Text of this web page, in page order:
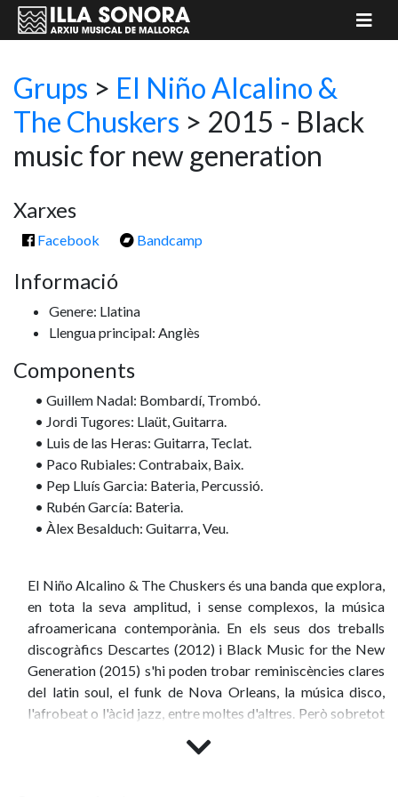
Grups > El Niño Alcalino &
The Chuskers > 2015 - Black
music for new generation
Xarxes
Facebook Bandcamp
Informació
Genere: Llatina
Llengua principal: Anglès
Components
• Guillem Nadal: Bombardí, Trombó.
• Jordi Tugores: Llaüt, Guitarra.
• Luis de las Heras: Guitarra, Teclat.
• Paco Rubiales: Contrabaix, Baix.
• Pep Lluís Garcia: Bateria, Percussió.
• Rubén García: Bateria.
• Àlex Besalduch: Guitarra, Veu.
El Niño Alcalino & The Chuskers és una banda que explora,
en tota la seva amplitud, i sense complexos, la música
afroamericana contemporània. En els seus dos treballs
discogràfics Descartes (2012) i Black Music for the New
Generation (2015) s'hi poden trobar reminiscències clares
del latin soul, el funk de Nova Orleans, la música disco,
l'afrobeat o l'àcid jazz, entre moltes d'altres. Però sobretot
Després de cinc anys d'existència i més de setanta concerts